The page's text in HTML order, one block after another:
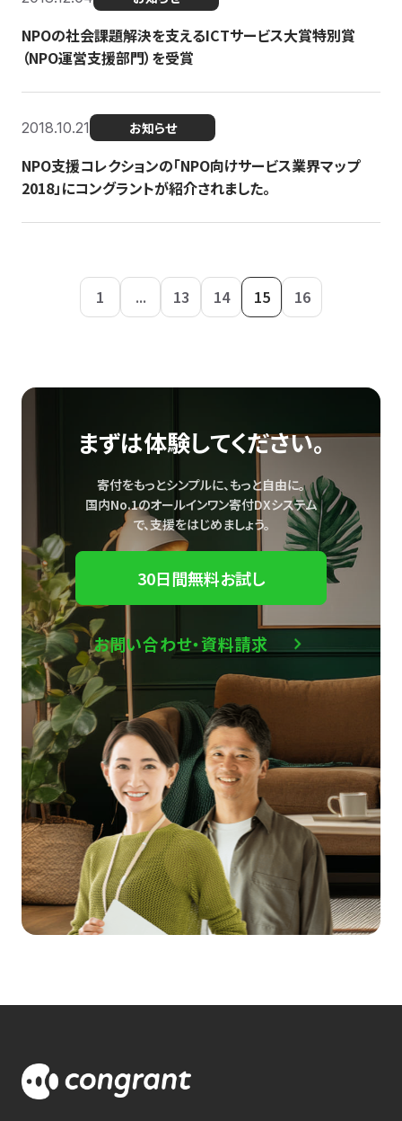
NPOの社会課題解決を支えるICTサービス大賞特別賞
（NPO運営支援部門）を受賞
2018.10.21 お知らせ
NPO支援コレクションの「NPO向けサービス業界マップ
2018」にコングラントが紹介されました。
1 ... 13 14 15 16
まずは体験してください。
寄付をもっとシンプルに、もっと自由に。
国内No.1のオールインワン寄付DXシステム
で、支援をはじめましょう。
30日間無料お試し
お問い合わせ・資料請求